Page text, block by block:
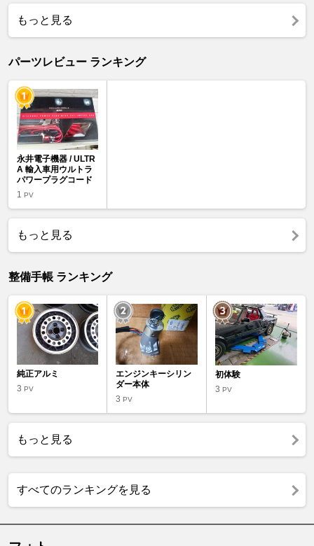
もっと見る
パーツレビュー ランキング
永井電子機器 / ULTR
A 輸入車用ウルトラ
パワープラグコード
1 PV
もっと見る
整備手帳 ランキング
純正アルミ
3 PV
エンジンキーシリン
ダー本体
3PV
初体験
3 PV
もっと見る
すべてのランキングを見る